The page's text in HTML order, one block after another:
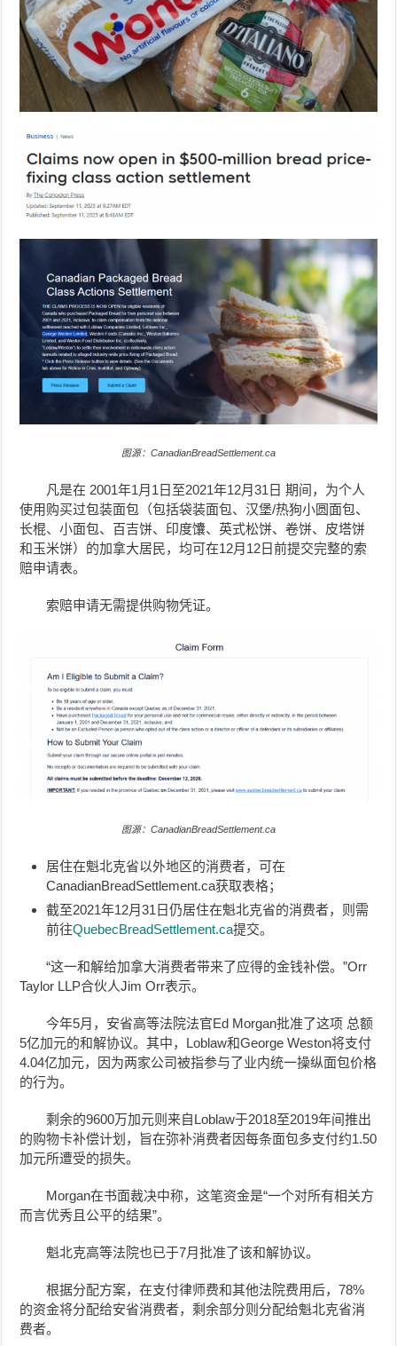
图源：CanadianBreadSettlement.ca
凡是在 2001年1月1日至2021年12月31日 期间，为个人
使用购买过包装面包（包括袋装面包、汉堡/热狗小圆面包、
长棍、小面包、百吉饼、印度馕、英式松饼、卷饼、皮塔饼
和玉米饼）的加拿大居民，均可在12月12日前提交完整的索
赔申请表。
索赔申请无需提供购物凭证。
图源：CanadianBreadSettlement.ca
居住在魁北克省以外地区的消费者，可在
CanadianBreadSettlement.ca获取表格；
截至2021年12月31日仍居住在魁北克省的消费者，则需
前往QuebecBreadSettlement.ca提交。
“这一和解给加拿大消费者带来了应得的金钱补偿。”Orr
Taylor LLP合伙人Jim Orr表示。
今年5月，安省高等法院法官Ed Morgan批准了这项 总额
5亿加元的和解协议。其中，Loblaw和George Weston将支付
4.04亿加元，因为两家公司被指参与了业内统一操纵面包价格
的行为。
剩余的9600万加元则来自Loblaw于2018至2019年间推出
的购物卡补偿计划，旨在弥补消费者因每条面包多支付约1.50
加元所遭受的损失。
Morgan在书面裁决中称，这笔资金是“一个对所有相关方
而言优秀且公平的结果”。
魁北克高等法院也已于7月批准了该和解协议。
根据分配方案，在支付律师费和其他法院费用后，78%
的资金将分配给安省消费者，剩余部分则分配给魁北克省消
费者。